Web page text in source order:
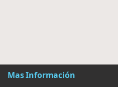
Mas Información